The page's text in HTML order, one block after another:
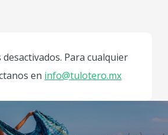
Para cualquier
en info@tulotero.mx